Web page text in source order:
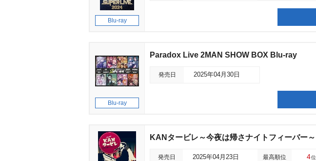
Blu-ray
Blu-ray
Paradox Live 2MAN SHOW BOX Blu-ray
発売日 2025年04月30日
KANタービレ～今夜は帰さナイトフィーバー～
発売日 2025年04月23日 最高順位 4位